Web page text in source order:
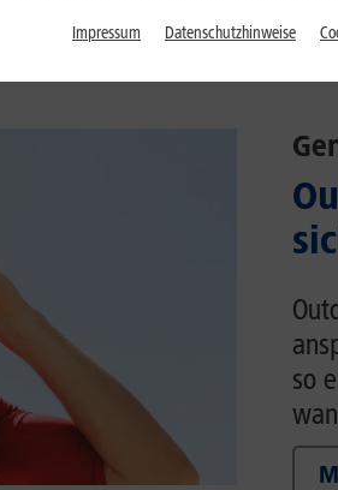
so
Impressum Datenschutzhinweise